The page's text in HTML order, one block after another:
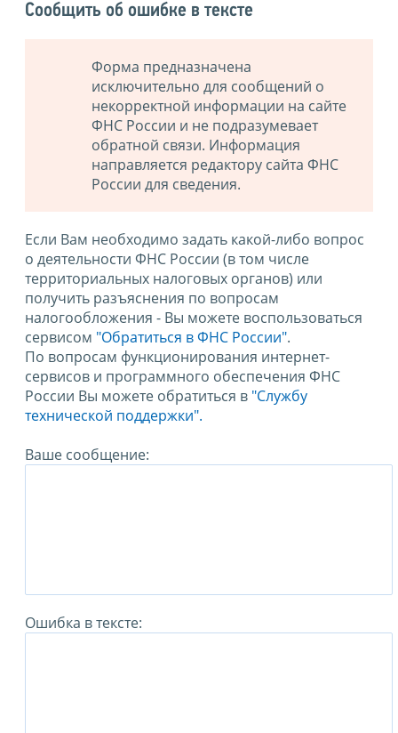
Сообщить об ошибке в тексте
Форма предназначена
исключительно для сообщений о
некорректной информации на сайте
ФНС России и не подразумевает
обратной связи. Информация
направляется редактору сайта ФНС
России для сведения.
Если Вам необходимо задать какой-либо вопрос
о деятельности ФНС России (в том числе
территориальных налоговых органов) или
получить разъяснения по вопросам
налогообложения - Вы можете воспользоваться
сервисом "Обратиться в ФНС России".
По вопросам функционирования интернет-
сервисов и программного обеспечения ФНС
России Вы можете обратиться в "Службу
технической поддержки".
Ваше сообщение:
Ошибка в тексте: